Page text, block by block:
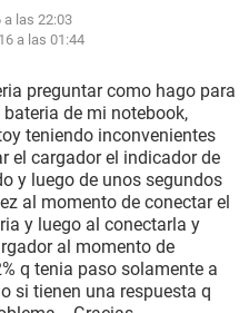
a las 22:03
a las 01:44
preguntar como hago para
de mi notebook,
teniendo inconvenientes
el cargador el indicador de
y luego de unos segundos
al momento de conectar el
y luego al conectarla y
al momento de
q tenia paso solamente a
si tienen una respuesta q